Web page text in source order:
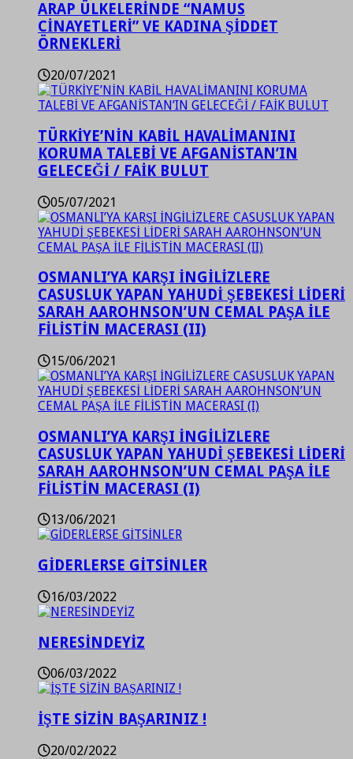
ARAP ÜLKELERİNDE “NAMUS
CİNAYETLERİ” VE KADINA ŞİDDET
ÖRNEKLERİ
20/07/2021
TÜRKİYE’NİN KABİL HAVALİMANINI
KORUMA TALEBİ VE AFGANİSTAN’IN
GELECEĞİ / FAİK BULUT
05/07/2021
OSMANLI’YA KARŞI İNGİLİZLERE
CASUSLUK YAPAN YAHUDİ ŞEBEKESİ LİDERİ
SARAH AAROHNSON’UN CEMAL PAŞA İLE
FİLİSTİN MACERASI (II)
15/06/2021
OSMANLI’YA KARŞI İNGİLİZLERE
CASUSLUK YAPAN YAHUDİ ŞEBEKESİ LİDERİ
SARAH AAROHNSON’UN CEMAL PAŞA İLE
FİLİSTİN MACERASI (I)
13/06/2021
GİDERLERSE GİTSİNLER
16/03/2022
NERESİNDEYİZ
06/03/2022
İŞTE SİZİN BAŞARINIZ !
20/02/2022